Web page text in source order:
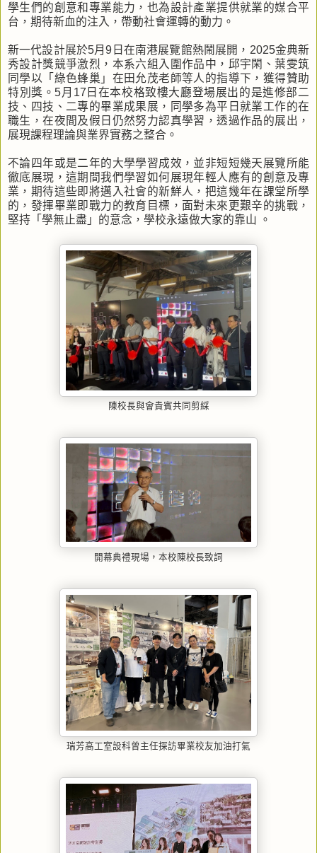
學生們的創意和專業能力，也為設計產業提供就業的媒合平
台，期待新血的注入，帶動社會運轉的動力。
新一代設計展於5月9日在南港展覽館熱鬧展開，2025金典新
秀設計獎競爭激烈，本系六組入圍作品中，邱宇閑、葉雯筑
同學以「綠色蜂巢」在田允茂老師等人的指導下，獲得贊助
特別獎。5月17日在本校格致樓大廳登場展出的是進修部二
技、四技、二專的畢業成果展，同學多為平日就業工作的在
職生，在夜間及假日仍然努力認真學習，透過作品的展出，
展現課程理論與業界實務之整合。
不論四年或是二年的大學學習成效，並非短短幾天展覽所能
徹底展現，這期間我們學習如何展現年輕人應有的創意及專
業，期待這些即將邁入社會的新鮮人，把這幾年在課堂所學
的，發揮畢業即戰力的教育目標，面對未來更艱辛的挑戰，
堅持「學無止盡」的意念，學校永遠做大家的靠山 。
陳校長與會貴賓共同剪綵
開幕典禮現場，本校陳校長致詞
瑞芳高工室設科曾主任探訪畢業校友加油打氣